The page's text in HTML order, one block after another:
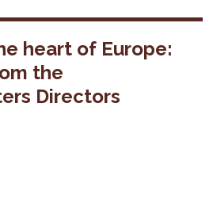
heart of Europe:
the
Directors